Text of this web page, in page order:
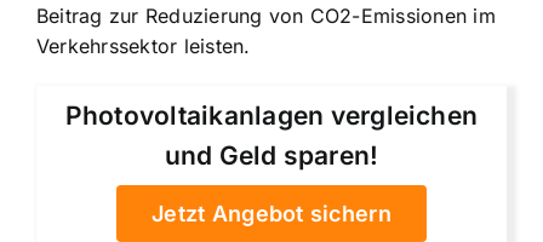
Beitrag zur Reduzierung von CO2-Emissionen im
Verkehrssektor leisten.
Photovoltaikanlagen vergleichen
und Geld sparen!
Jetzt Angebot sichern